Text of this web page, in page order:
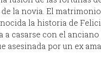
la novia. El
la historia de
a casarse con el
asesinada por un ex